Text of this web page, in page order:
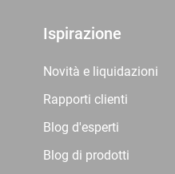
Ispirazione
Novità e liquidazioni
Rapporti clienti
Blog d'esperti
Blog di prodotti